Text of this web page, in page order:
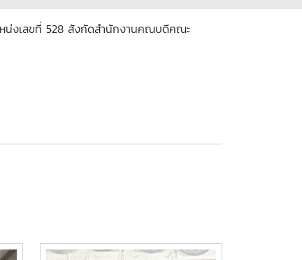
น่งเลขที่ 528 สังกัดสำนักงานคณบดีคณะ